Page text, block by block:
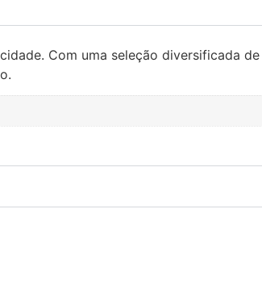
Com uma seleção diversificada